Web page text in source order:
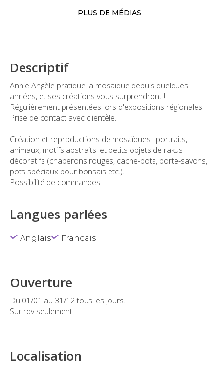
PLUS DE MÉDIAS
Descriptif
Annie Angèle pratique la mosaïque depuis quelques
années, et ses créations vous surprendront !
Régulièrement présentées lors d'expositions régionales.
Prise de contact avec clientèle.
Création et reproductions de mosaïques : portraits,
animaux, motifs abstraits. et petits objets de rakus
décoratifs (chaperons rouges, cache-pots, porte-savons,
pots spéciaux pour bonsaïs etc.).
Possibilité de commandes.
Langues parlées
Anglais Français
Ouverture
Du 01/01 au 31/12 tous les jours.
Sur rdv seulement.
Localisation